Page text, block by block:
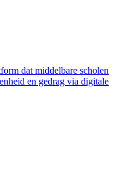
dat middelbare scholen
en gedrag via digitale